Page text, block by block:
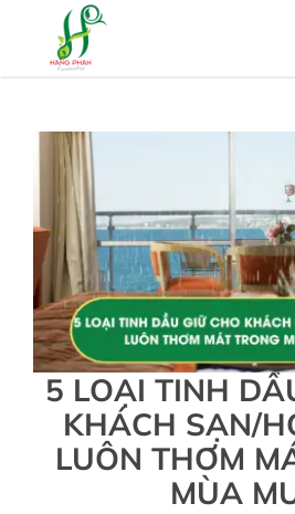
content
Trang chủ
Về chúng tôi
Sản phẩm
Hệ thống đại lý
Chính sách
5 LOẠI TINH
KHÁCH SẠN/
LUÔN THƠM
MÙA